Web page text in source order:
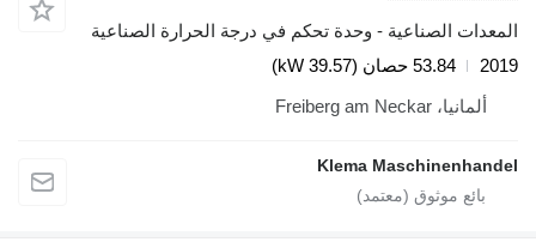
المعدات الصناعية - وحدة تحكم في درجة الحرارة الصناعية
2019
53.84 حصان (39.57 kW)
ألمانيا، Freiberg am Neckar
Klema Maschinenhandel